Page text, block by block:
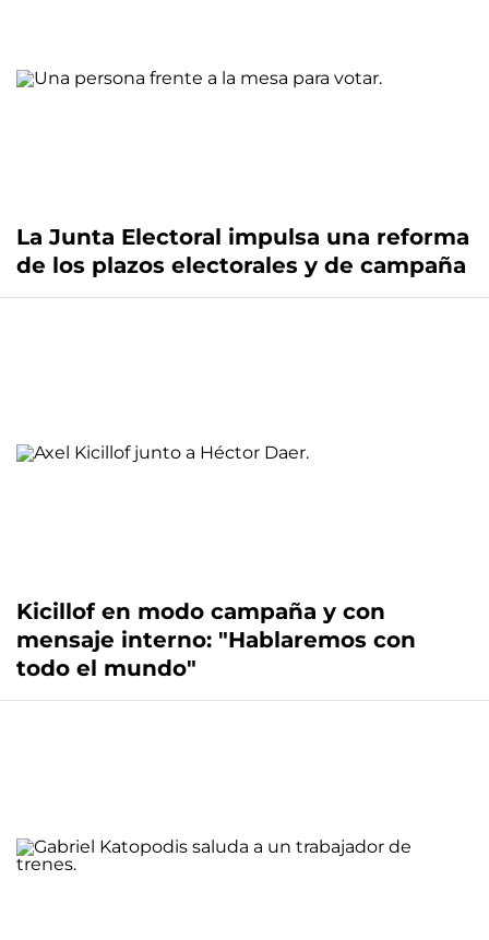
La Junta Electoral impulsa una reforma
de los plazos electorales y de campaña
Kicillof en modo campaña y con
mensaje interno: "Hablaremos con
todo el mundo"